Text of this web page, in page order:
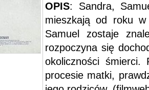
OPIS: Sandra,
mieszkają od roku w
Samuel zostaje
rozpoczyna się
okoliczności
procesie matki,